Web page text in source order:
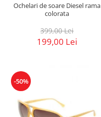
Ochelari de soare Diesel rama
colorata
399,00 Lei
199,00 Lei
-50%